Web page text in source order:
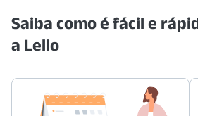
Saiba como é fácil e
a Lello